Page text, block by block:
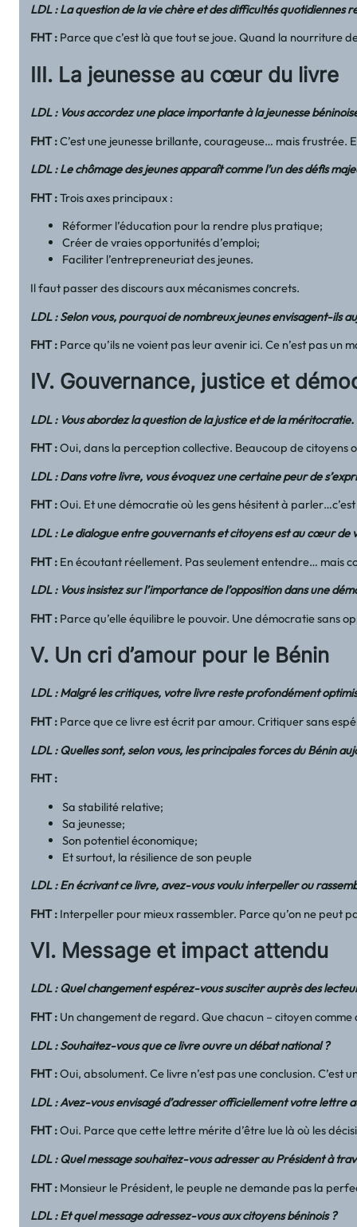
LDL : La question de la vie chère et des difficultés
FHT: Parce que c’est là que tout se joue. Quand la nourriture
III. La jeunesse au cœur du livre
LDL : Vous accordez une place importante à la jeunesse
FHT:C’est une jeunesse brillante, courageuse… mais
LDL : Le chômage des jeunes apparaît comme l’un des défis
FHT:Trois axes principaux :
Réformer l’éducation pour la rendre plus pratique;
Créer de vraies opportunités d’emploi;
Faciliter l’entrepreneuriat des jeunes.
Il faut passer des discours aux mécanismes concrets.
LDL : Selon vous, pourquoi de nombreux jeunes envisagent-ils
FHT: Parce qu’ils ne voient pas leur avenir ici. Ce n’est pas
IV. Gouvernance, justice et
LDL : Vous abordez la question de la justice et de la
FHT:Oui, dans la perception collective. Beaucoup de citoyens
LDL : Dans votre livre, vous évoquez une certaine peur de
FHT:Oui. Et une démocratie où les gens hésitent à
LDL : Le dialogue entre gouvernants et citoyens est au cœur
FHT: En écoutant réellement. Pas seulement entendre… mais
LDL : Vous insistez sur l’importance de l’opposition dans une
FHT: Parce qu’elle équilibre le pouvoir. Une démocratie sans
V. Un cri d’amour pour le Bénin
LDL : Malgré les critiques, votre livre reste profondément
FHT: Parce que ce livre est écrit par amour. Critiquer sans
LDL : Quelles sont, selon vous, les principales forces du Bénin
FHT:
Sa stabilité relative;
Sa jeunesse;
Son potentiel économique;
Et surtout, la résilience de son peuple
LDL : En écrivant ce livre, avez-vous voulu interpeller ou
FHT: Interpeller pour mieux rassembler. Parce qu’on ne peut
VI. Message et impact attendu
LDL : Quel changement espérez-vous susciter auprès des
FHT: Un changement de regard. Que chacun – citoyen
LDL : Souhaitez-vous que ce livre ouvre un débat national ?
FHT:Oui, absolument. Ce livre n’est pas une conclusion. C’est
LDL : Avez-vous envisagé d’adresser officiellement votre lettre
FHT:Oui. Parce que cette lettre mérite d’être lue là où les
LDL : Quel message souhaitez-vous adresser au Président à
FHT: Monsieur le Président, le peuple ne demande pas la
LDL : Et quel message adressez-vous aux citoyens béninois ?